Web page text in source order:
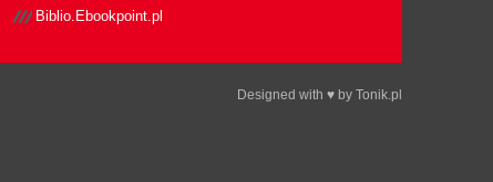
Biblio.Ebookpoint.pl
Designed with ♥ by Tonik.pl